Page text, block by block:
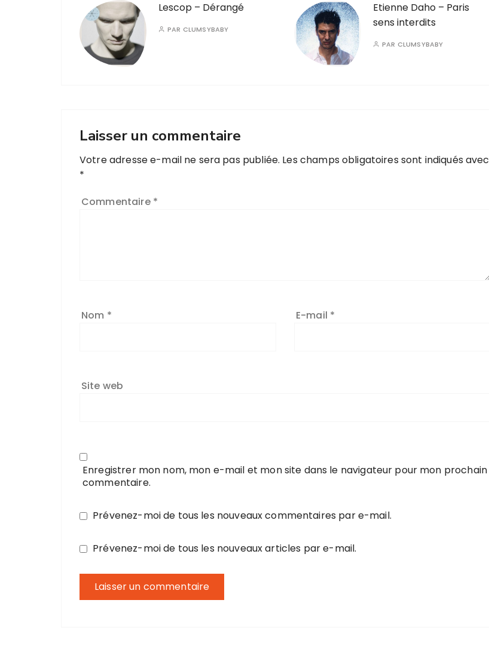
Lescop – Dérangé
PAR CLUMSYBABY
Etienne Daho – Paris
sens interdits
PAR CLUMSYBABY
Laisser un commentaire
Votre adresse e-mail ne sera pas publiée. Les champs obligatoires sont indiqués avec
*
Commentaire *
Nom * E-mail *
Site web
Enregistrer mon nom, mon e-mail et mon site dans le navigateur pour mon prochain
commentaire.
Prévenez-moi de tous les nouveaux commentaires par e-mail.
Prévenez-moi de tous les nouveaux articles par e-mail.